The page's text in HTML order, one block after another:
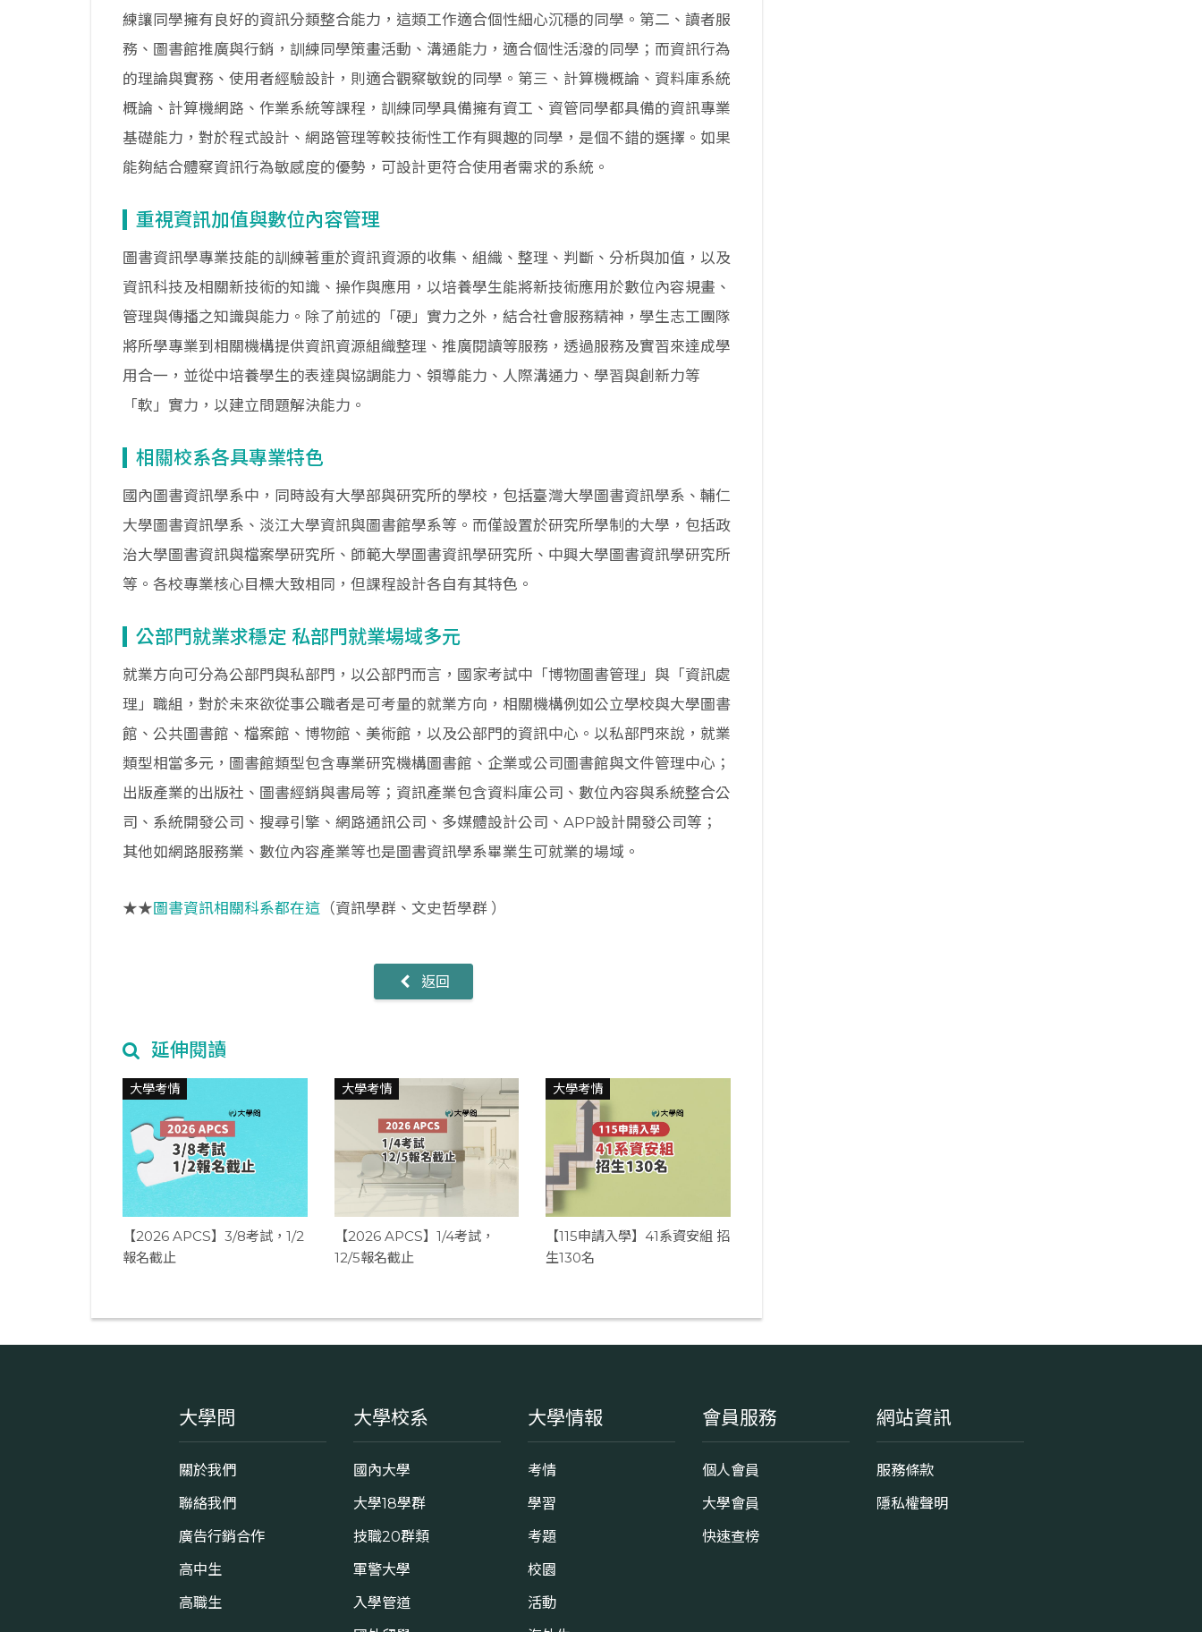
練讓同學擁有良好的資訊分類整合能力，這類工作適合個性細心沉穩的同學。第二、讀者服
務、圖書館推廣與行銷，訓練同學策畫活動、溝通能力，適合個性活潑的同學；而資訊行為
的理論與實務、使用者經驗設計，則適合觀察敏銳的同學。第三、計算機概論、資料庫系統
概論、計算機網路、作業系統等課程，訓練同學具備擁有資工、資管同學都具備的資訊專業
基礎能力，對於程式設計、網路管理等較技術性工作有興趣的同學，是個不錯的選擇。如果
能夠結合體察資訊行為敏感度的優勢，可設計更符合使用者需求的系統。
重視資訊加值與數位內容管理
圖書資訊學專業技能的訓練著重於資訊資源的收集、組織、整理、判斷、分析與加值，以及
資訊科技及相關新技術的知識、操作與應用，以培養學生能將新技術應用於數位內容規畫、
管理與傳播之知識與能力。除了前述的「硬」實力之外，結合社會服務精神，學生志工團隊
將所學專業到相關機構提供資訊資源組織整理、推廣閱讀等服務，透過服務及實習來達成學
用合一，並從中培養學生的表達與協調能力、領導能力、人際溝通力、學習與創新力等
「軟」實力，以建立問題解決能力。
相關校系各具專業特色
國內圖書資訊學系中，同時設有大學部與研究所的學校，包括臺灣大學圖書資訊學系、輔仁
大學圖書資訊學系、淡江大學資訊與圖書館學系等。而僅設置於研究所學制的大學，包括政
治大學圖書資訊與檔案學研究所、師範大學圖書資訊學研究所、中興大學圖書資訊學研究所
等。各校專業核心目標大致相同，但課程設計各自有其特色。
公部門就業求穩定 私部門就業場域多元
就業方向可分為公部門與私部門，以公部門而言，國家考試中「博物圖書管理」與「資訊處
理」職組，對於未來欲從事公職者是可考量的就業方向，相關機構例如公立學校與大學圖書
館、公共圖書館、檔案館、博物館、美術館，以及公部門的資訊中心。以私部門來說，就業
類型相當多元，圖書館類型包含專業研究機構圖書館、企業或公司圖書館與文件管理中心；
出版產業的出版社、圖書經銷與書局等；資訊產業包含資料庫公司、數位內容與系統整合公
司、系統開發公司、搜尋引擎、網路通訊公司、多媒體設計公司、APP設計開發公司等；
其他如網路服務業、數位內容產業等也是圖書資訊學系畢業生可就業的場域。
★★圖書資訊相關科系都在這 （資訊學群、文史哲學群 ）
返回
延伸閱讀
大學考情
【2026 APCS】3/8考試，1/2
報名截止
大學考情
【2026 APCS】1/4考試，
12/5報名截止
大學考情
【115申請入學】41系資安組 招
生130名
大學問
關於我們
聯絡我們
廣告行銷合作
高中生
高職生
大學校系
國內大學
大學18學群
技職20群類
軍警大學
入學管道
大學情報
考情
學習
考題
校園
活動
會員服務
個人會員
大學會員
快速查榜
網站資訊
服務條款
隱私權聲明